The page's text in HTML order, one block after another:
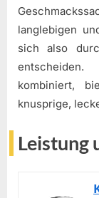
langlebigen
sich also
kombiniert,
knusprige,
Leistung